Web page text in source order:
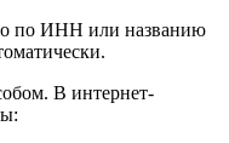
по ИНН или названию
В интернет-